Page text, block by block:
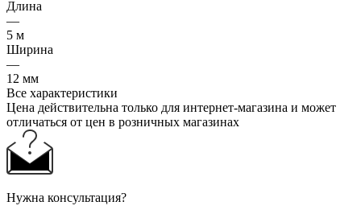
Длина
—
5 м
Ширина
—
12 мм
Все характеристики
Цена действительна только для интернет-магазина и может
отличаться от цен в розничных магазинах
Нужна консультация?